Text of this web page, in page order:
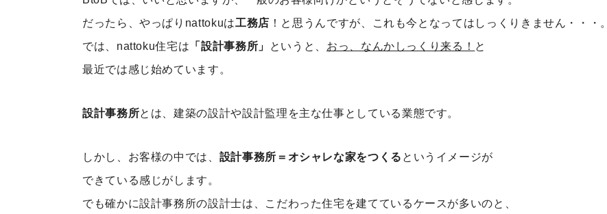
だったら、やっぱりnattokuは工務店 ！と思うんですが、これも今となってはしっくりきません・・・。
では、nattoku住宅は 「設計事務所」 というと、 おっ、なんかしっくり来る！ と
最近では感じ始めています。
設計事務所とは、建築の設計や設計監理を主な仕事としている業態です。
しかし、お客様の中では、 設計事務所＝オシャレな家をつくる というイメージが
できている感じがします。
でも確かに設計事務所の設計士は、こだわった住宅を建てているケースが多いのと、